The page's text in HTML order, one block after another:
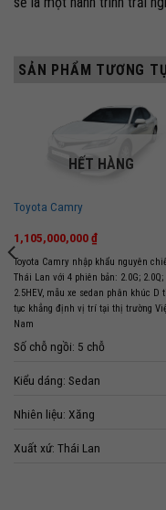
SẢN PHẨM TƯƠNG
HẾT HÀNG
Toyota Camry
1,105,000,000₫
Toyota Camry nhập khẩu nguyên
Thái Lan với 4 phiên bản: 2.0G; 2.0Q;
2.5HEV, mẫu xe sedan phân khúc D
tục khẳng định vị trí tại thị trường
Nam
Số chỗ ngồi: 5 chỗ
Kiểu dáng: Sedan
Nhiên liệu: Xăng
Xuất xứ: Thái Lan